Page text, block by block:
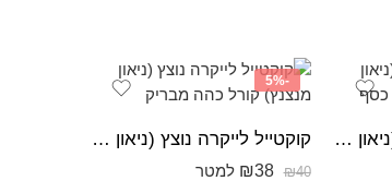
קוקטייל לייקרה נוצץ (ניאון מנצנץ) שחור עם מבריק כסף
-5%
קוקטייל לייקרה נוצץ (ניאון מנצנץ) קורל כהה מבריק
₪40
₪38 למטר